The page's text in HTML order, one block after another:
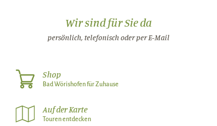
Wir sind für Sie da
persönlich, telefonisch oder per E-Mail
Shop
Bad Wörishofen für Zuhause
Auf der Karte
Touren entdecken